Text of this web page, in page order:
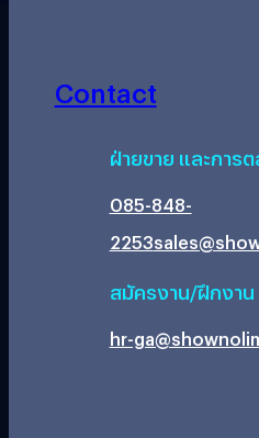
Contact
ฝ่ายขาย และการ
085-848-
2253
สมัครงาน/ฝึกงา
hr-